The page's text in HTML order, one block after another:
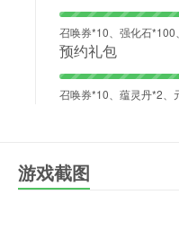
召唤券*10、强化石*100
预约礼包
召唤券*10、蕴灵丹*2、
游戏截图